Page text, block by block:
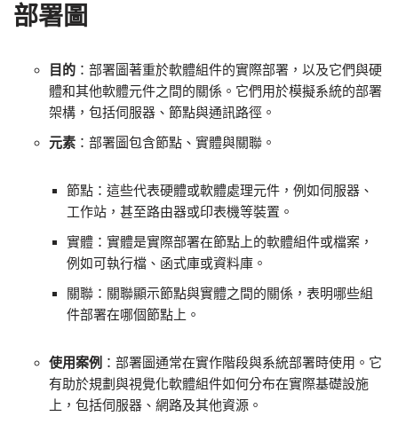
部署圖
目的 ：部署圖著重於軟體組件的實際部署，以及它們與硬
體和其他軟體元件之間的關係。它們用於模擬系統的部署
架構，包括伺服器、節點與通訊路徑。
元素 ：部署圖包含節點、實體與關聯。
節點：這些代表硬體或軟體處理元件，例如伺服器、
工作站，甚至路由器或印表機等裝置。
實體：實體是實際部署在節點上的軟體組件或檔案，
例如可執行檔、函式庫或資料庫。
關聯：關聯顯示節點與實體之間的關係，表明哪些組
件部署在哪個節點上。
使用案例 ：部署圖通常在實作階段與系統部署時使用。它
有助於規劃與視覺化軟體組件如何分布在實際基礎設施
上，包括伺服器、網路及其他資源。